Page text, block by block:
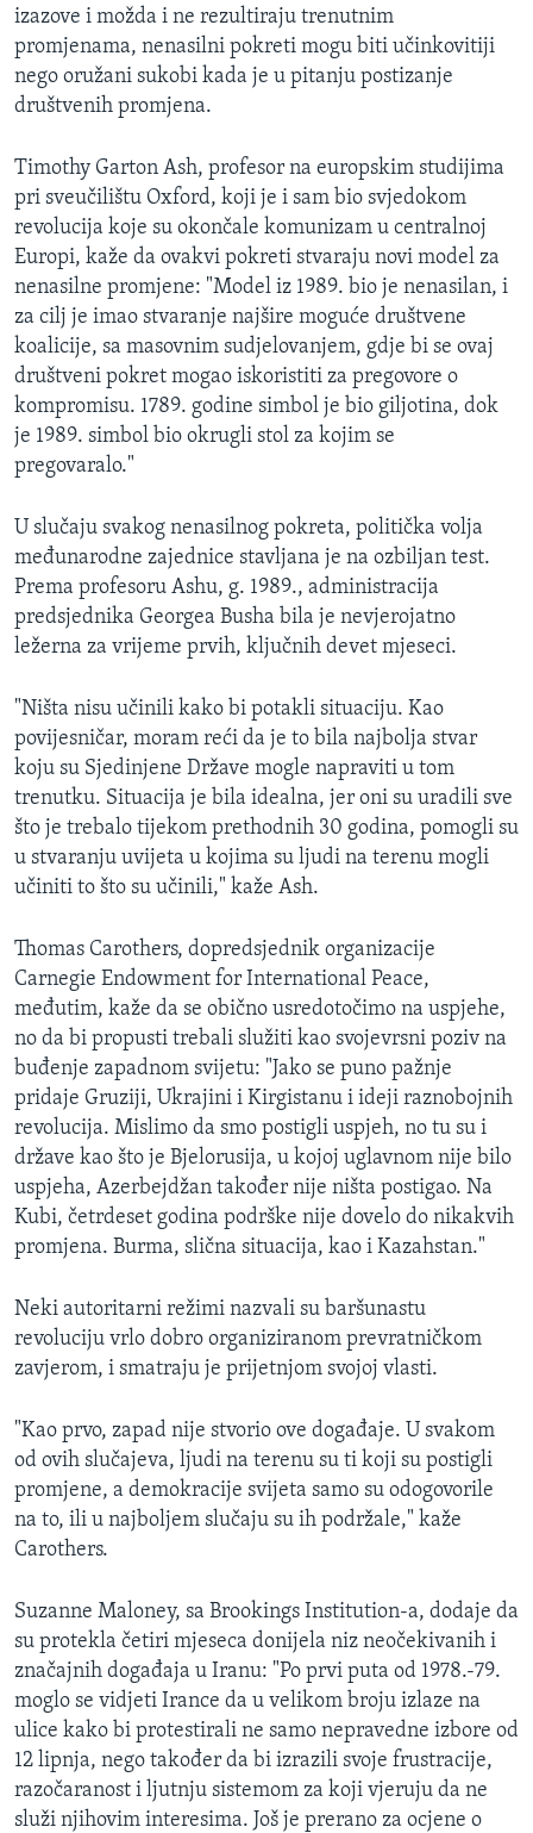
izazove i možda i ne rezultiraju trenutnim
promjenama, nenasilni pokreti mogu biti učinkovitiji
nego oružani sukobi kada je u pitanju postizanje
društvenih promjena.
Timothy Garton Ash, profesor na europskim studijima
pri sveučilištu Oxford, koji je i sam bio svjedokom
revolucija koje su okončale komunizam u centralnoj
Europi, kaže da ovakvi pokreti stvaraju novi model za
nenasilne promjene: "Model iz 1989. bio je nenasilan, i
za cilj je imao stvaranje najšire moguće društvene
koalicije, sa masovnim sudjelovanjem, gdje bi se ovaj
društveni pokret mogao iskoristiti za pregovore o
kompromisu. 1789. godine simbol je bio giljotina, dok
je 1989. simbol bio okrugli stol za kojim se
pregovaralo."
U slučaju svakog nenasilnog pokreta, politička volja
međunarodne zajednice stavljana je na ozbiljan test.
Prema profesoru Ashu, g. 1989., administracija
predsjednika Georgea Busha bila je nevjerojatno
ležerna za vrijeme prvih, ključnih devet mjeseci.
"Ništa nisu učinili kako bi potakli situaciju. Kao
povijesničar, moram reći da je to bila najbolja stvar
koju su Sjedinjene Države mogle napraviti u tom
trenutku. Situacija je bila idealna, jer oni su uradili sve
što je trebalo tijekom prethodnih 30 godina, pomogli su
u stvaranju uvijeta u kojima su ljudi na terenu mogli
učiniti to što su učinili," kaže Ash.
Thomas Carothers, dopredsjednik organizacije
Carnegie Endowment for International Peace,
međutim, kaže da se obično usredotočimo na uspjehe,
no da bi propusti trebali služiti kao svojevrsni poziv na
buđenje zapadnom svijetu: "Jako se puno pažnje
pridaje Gruziji, Ukrajini i Kirgistanu i ideji raznobojnih
revolucija. Mislimo da smo postigli uspjeh, no tu su i
države kao što je Bjelorusija, u kojoj uglavnom nije bilo
uspjeha, Azerbejdžan također nije ništa postigao. Na
Kubi, četrdeset godina podrške nije dovelo do nikakvih
promjena. Burma, slična situacija, kao i Kazahstan."
Neki autoritarni režimi nazvali su baršunastu
revoluciju vrlo dobro organiziranom prevratničkom
zavjerom, i smatraju je prijetnjom svojoj vlasti.
"Kao prvo, zapad nije stvorio ove događaje. U svakom
od ovih slučajeva, ljudi na terenu su ti koji su postigli
promjene, a demokracije svijeta samo su odogovorile
na to, ili u najboljem slučaju su ih podržale," kaže
Carothers.
Suzanne Maloney, sa Brookings Institution-a, dodaje da
su protekla četiri mjeseca donijela niz neočekivanih i
značajnih događaja u Iranu: "Po prvi puta od 1978.-79.
moglo se vidjeti Irance da u velikom broju izlaze na
ulice kako bi protestirali ne samo nepravedne izbore od
12 lipnja, nego također da bi izrazili svoje frustracije,
razočaranost i ljutnju sistemom za koji vjeruju da ne
služi njihovim interesima. Još je prerano za ocjene o